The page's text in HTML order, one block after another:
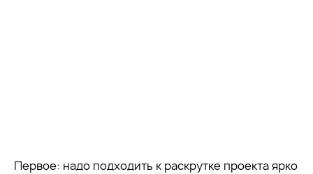
Первое: надо подходить к раскрутке проекта ярко